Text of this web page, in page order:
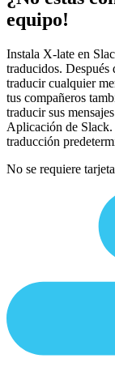
equipo!
Instala X-late en
traducidos. Después
traducir cualquier
tus compañeros
traducir sus
Aplicación de
traducción
No se requiere